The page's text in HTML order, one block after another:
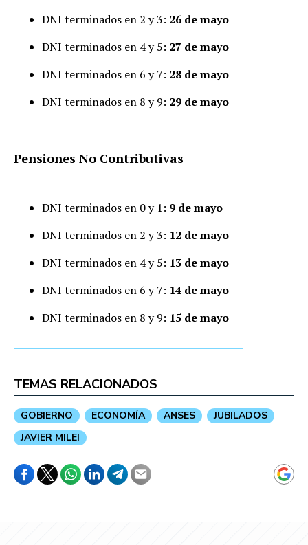
DNI terminados en 2 y 3: 26 de mayo
DNI terminados en 4 y 5: 27 de mayo
DNI terminados en 6 y 7: 28 de mayo
DNI terminados en 8 y 9: 29 de mayo
Pensiones No Contributivas
DNI terminados en 0 y 1: 9 de mayo
DNI terminados en 2 y 3: 12 de mayo
DNI terminados en 4 y 5: 13 de mayo
DNI terminados en 6 y 7: 14 de mayo
DNI terminados en 8 y 9: 15 de mayo
TEMAS RELACIONADOS
GOBIERNO ECONOMÍA ANSES
JUBILADOS
JAVIER MILEI